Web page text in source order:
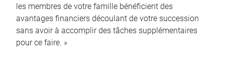
les membres de votre famille bénéficient des
avantages financiers découlant de votre succession
sans avoir à accomplir des tâches supplémentaires
pour ce faire. »